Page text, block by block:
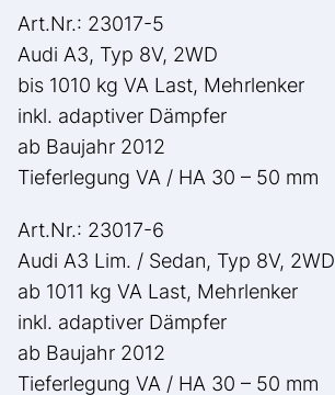
Art.Nr.: 23017-5
Audi A3, Typ 8V, 2WD
bis 1010 kg VA Last, Mehrlenker
inkl. adaptiver Dämpfer
ab Baujahr 2012
Tieferlegung VA / HA 30 – 50 mm
Art.Nr.: 23017-6
Audi A3 Lim. / Sedan, Typ 8V, 2WD
ab 1011 kg VA Last, Mehrlenker
inkl. adaptiver Dämpfer
ab Baujahr 2012
Tieferlegung VA / HA 30 – 50 mm